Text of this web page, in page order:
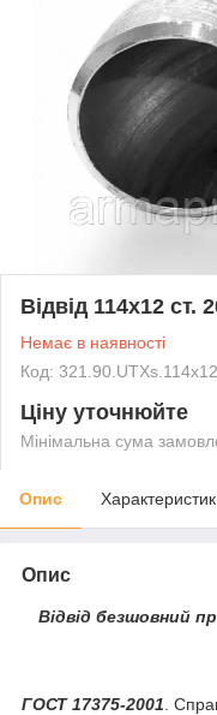
Відвід 114х12 ст.
Немає в наявності
Код:
Ціну уточнюйте
Мінімальна сума
Опис
Опис
Відвід безшовний
ГОСТ 17375-2001 .